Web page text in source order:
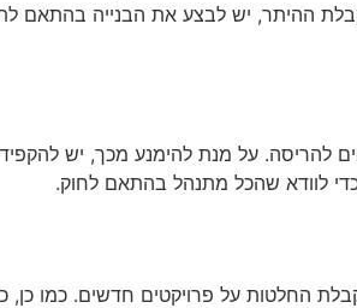
ההיתר, יש לבצע את הבנייה בהתאם
להריסה. על מנת להימנע מכך, יש
לוודא שהכל מתנהל בהתאם לחוק.
החלטות על פרויקטים חדשים. כמו כן,